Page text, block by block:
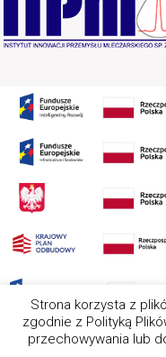
2025 Wszystkie
wykorzystuje
Strona korzysta z
zgodnie z Polityką
przechowywania lub